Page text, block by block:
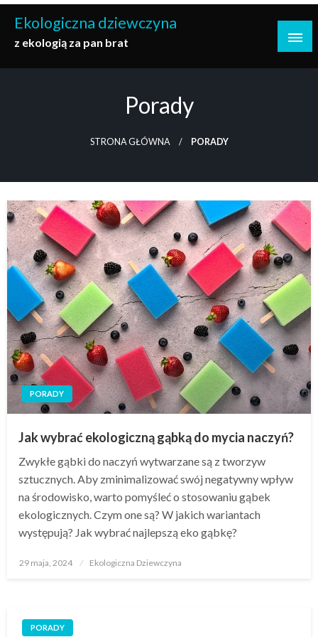
Przejdź
treści
Ekologiczna dziewczyna
z ekologią za pan brat
Porady
STRONA GŁÓWNA PORADY
PORADY
Jak wybrać ekologiczną gąbką do mycia naczyń?
Zwykłe gąbki do naczyń wytwarzane są z tworzyw
sztucznych. Aby zminimalizować swój negatywny wpływ
na środowisko, warto pomyśleć o stosowaniu gąbek
ekologicznych. Czym one są? W jakich wariantach
występują? Jak wybrać najlepszą eko gąbkę?
Opublikowane
29 maja, 2024 Ekologiczna Dziewczyna
PORADY